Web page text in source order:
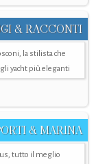
& RACCONTI
la stilista che
yacht più eleganti
& MARINA
tutto il meglio